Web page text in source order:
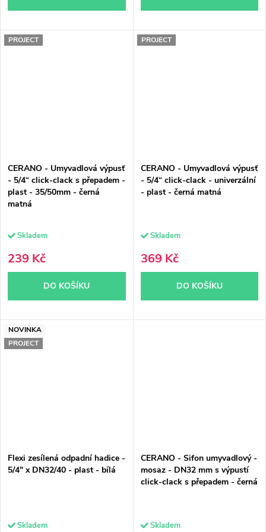
PROJECT
CERANO - Umyvadlová výpusť
- 5/4“ click-clack s přepadem -
plast - 35/50mm - černá
matná
Skladem
239 Kč
DO KOŠÍKU
PROJECT
CERANO - Umyvadlová výpusť
- 5/4“ click-clack - univerzální
- plast - černá matná
Skladem
369 Kč
DO KOŠÍKU
NOVINKA
PROJECT
Flexi zesílená odpadní hadice -
5/4" x DN32/40 - plast - bílá
Skladem
CERANO - Sifon umyvadlový -
mosaz - DN32 mm s výpustí
click-clack s přepadem - černá
Skladem